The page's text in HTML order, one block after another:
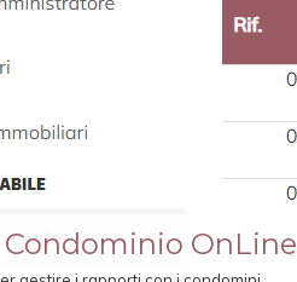
OnLine